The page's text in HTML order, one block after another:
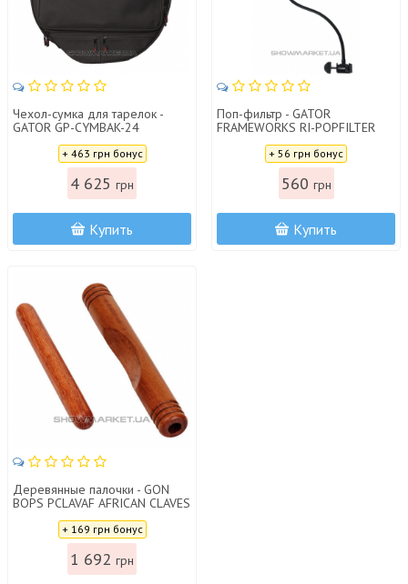
Чехол-сумка для тарелок -
GATOR GP-CYMBAK-24
+ 463 грн бонус
4 625 грн
Купить
Поп-фильтр - GATOR
FRAMEWORKS RI-POPFILTER
Rok-It Microphone Pop Filter
+ 56 грн бонус
560 грн
Купить
Деревянные палочки - GON
BOPS PCLAVAF AFRICAN CLAVES
+ 169 грн бонус
1 692 грн